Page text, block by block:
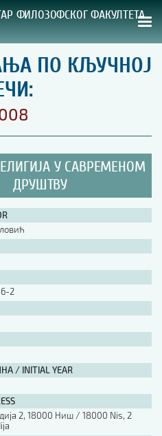
ФИЛОЗОФСКОГ ФАКУЛТЕТА
ИЗДАЊА
дела
[B5, ћир]
[B5, лат]
[B5, енг]
ПО КЉУЧНОЈ
У САВРЕМЕНОМ
ДРУШТВУ
2
/ INITIAL YEAR
2, 18000 Ниш / 18000 Nis, 2